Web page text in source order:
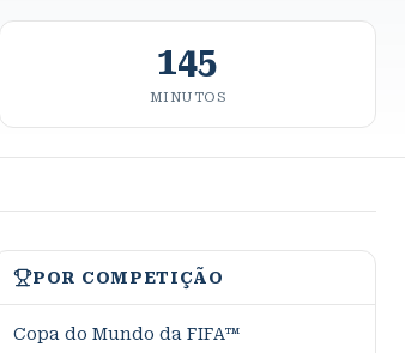
145
MINUTOS
POR COMPETIÇÃO
Copa do Mundo da FIFA™